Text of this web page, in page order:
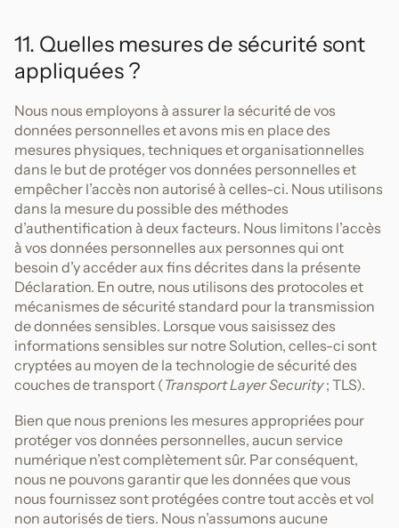
11. Quelles mesures de sécurité sont
appliquées ?
Nous nous employons à assurer la sécurité de vos
données personnelles et avons mis en place des
mesures physiques, techniques et organisationnelles
dans le but de protéger vos données personnelles et
empêcher l’accès non autorisé à celles-ci. Nous utilisons
dans la mesure du possible des méthodes
d’authentification à deux facteurs. Nous limitons l’accès
à vos données personnelles aux personnes qui ont
besoin d’y accéder aux fins décrites dans la présente
Déclaration. En outre, nous utilisons des protocoles et
mécanismes de sécurité standard pour la transmission
de données sensibles. Lorsque vous saisissez des
informations sensibles sur notre Solution, celles-ci sont
cryptées au moyen de la technologie de sécurité des
couches de transport (Transport Layer Security; TLS).
Bien que nous prenions les mesures appropriées pour
protéger vos données personnelles, aucun service
numérique n’est complètement sûr. Par conséquent,
nous ne pouvons garantir que les données que vous
nous fournissez sont protégées contre tout accès et vol
non autorisés de tiers. Nous n’assumons aucune